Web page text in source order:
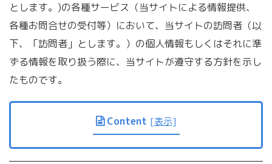
2019年 (8) 2020年(1) 2021年(1) AFFINGER(1)
Amazon(1) LEGO(9) Python(1) WordPress(2)
人気記事ランキング
とします。)の各種サービス（当サイトによる情報提供、
各種お問合せの受付等）において、当サイトの訪問者（以
下、「訪問者」とします。）の個人情報もしくはそれに準
ずる情報を取り扱う際に、当サイトが遵守する方針を示し
たものです。
Content [表示]